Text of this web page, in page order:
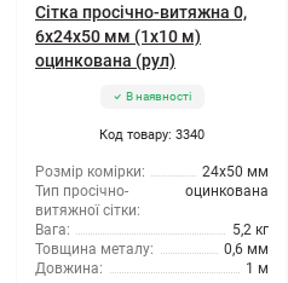
Сітка просічно-витяжна 0,
6x24x50 мм (1x10 м)
оцинкована (рул)
В наявності
Код товару: 3340
Розмір комірки:
24x50 мм
Тип просічно-
витяжної сітки:
оцинкована
Вага:
5,2 кг
Товщина металу:
0,6 мм
Довжина:
1 м